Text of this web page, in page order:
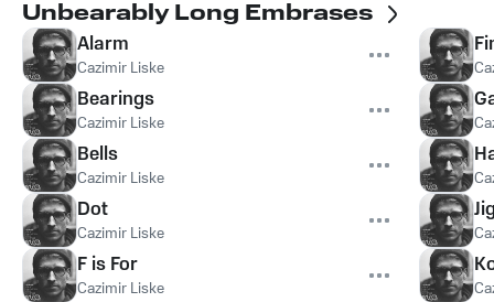
Unbearably Long Embrases
Alarm
Cazimir Liske
Bearings
Cazimir Liske
Bells
Cazimir Liske
Dot
Cazimir Liske
F is For
Cazimir Liske